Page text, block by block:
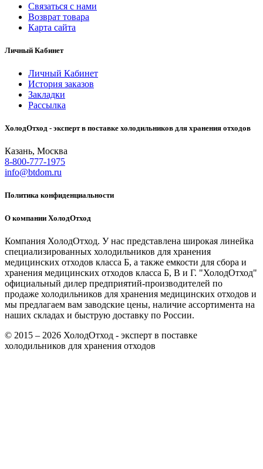
Связаться с нами
Возврат товара
Карта сайта
Личный Кабинет
Личный Кабинет
История заказов
Закладки
Рассылка
ХолодОтход - эксперт в поставке холодильников для хранения отходов
Казань, Москва
8-800-777-1975
info@btdom.ru
Политика конфиденциальности
О компании ХолодОтход
Компания ХолодОтход. У нас представлена широкая линейка
специализированных холодильников для хранения
медицинских отходов класса Б, а также емкости для сбора и
хранения медицинских отходов класса Б, В и Г. "ХолодОтход"
официальный дилер предприятий-производителей по
продаже холодильников для хранения медицинских отходов и
мы предлагаем вам заводские цены, наличие ассортимента на
наших складах и быструю доставку по России.
© 2015 – 2026 ХолодОтход - эксперт в поставке
холодильников для хранения отходов